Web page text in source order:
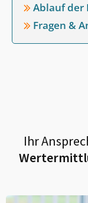
Ablauf der
Fragen &
Ihr